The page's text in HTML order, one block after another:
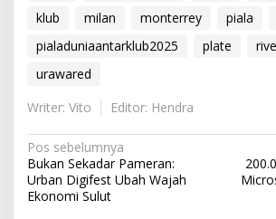
klub
milan monterrey piala
pialaduniaantarklub2025
plate
urawared
Writer: Vito
Editor: Hendra
N
a
v
Pos sebelumnya
Bukan Sekadar Pameran:
Urban Digifest Ubah Wajah
Ekonomi Sulut